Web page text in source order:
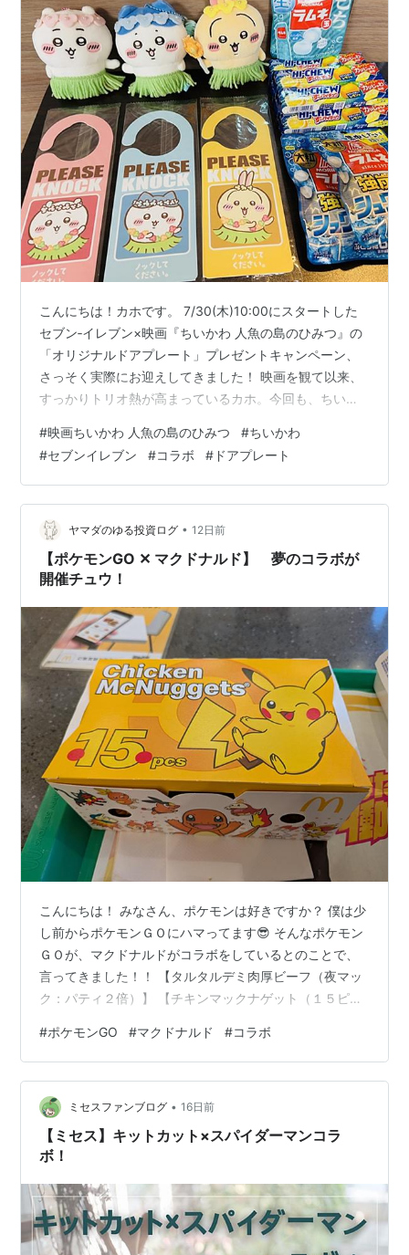
こんにちは！カホです。 7/30(木)10:00にスタートした
セブン‐イレブン×映画『ちいかわ 人魚の島のひみつ』の
「オリジナルドアプレート」プレゼントキャンペーン、
さっそく実際にお迎えしてきました！ 映画を観て以来、
すっかりトリオ熱が高まっているカホ。今回も、ちいか
駅近くのセブン‐イレブンへ向かいました。 今回のキャン
ペーンは、対象のハイチュウ・ラムネシリーズを一度に3
個購入すると、「映画ちいかわ オリジナルドアプレー
ト」全6種から好きな1枚をもらえるというもの。各店先
着24枚で、1デザインにつき4枚ずつ用意されています。
対象商品全12種…
#映画ちいかわ 人魚の島のひみつ #ちいかわ
#セブンイレブン #コラボ # ドアプレート
ヤマダのゆる投資ログ • 12日前
【ポケモンGO ✕ マクドナルド】 夢のコラボが
開催チュウ！
こんにちは！ みなさん、ポケモンは好きですか？ 僕は少
し前からポケモンＧＯにハマってます😎 そんなポケモン
ＧＯが、マクドナルドがコラボをしているとのことで、
言ってきました！！ 【タルタルデミ肉厚ビーフ（夜マッ
ク：パティ２倍）】 【チキンマックナゲット（１５ピー
ピース入りの「チキンマックナゲット」などがあり、パ
ッケージもポケモン仕様になっています！ ポケモントレ
ーナーの方、マックファンの方、この機会をお見逃しな
く！！ ↓ コラボの詳細はこちら ↓ pokemongo.com ↓
面白かった、参考になったと思ったら是非ポチッと↓ ラ
ンキング参加中【…
#ポケモンGO #マクドナルド #コラボ
ミセスファンブログ • 16日前
【ミセス】キットカット×スパイダーマンコラ
ボ！